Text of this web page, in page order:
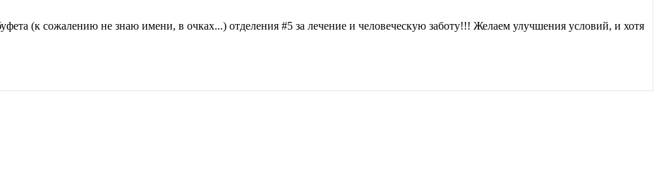
(к сожалению не знаю имени, в очках...) отделения #5 за лечение и человеческую заботу!!! Желаем улучшения условий, и хотя